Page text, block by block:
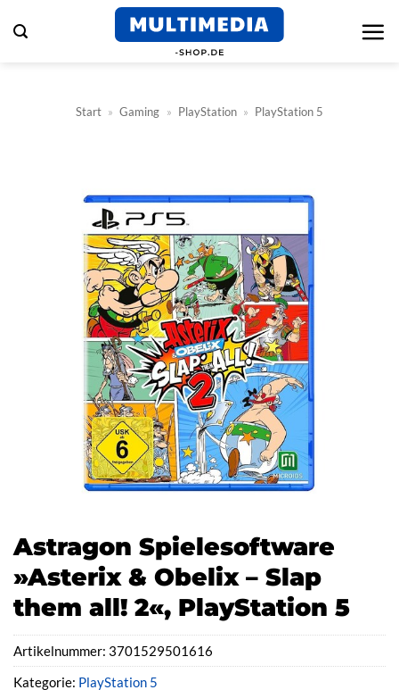
Inhalt
Start » Gaming » PlayStation » PlayStation 5
Astragon Spielesoftware
»Asterix & Obelix – Slap
them all! 2«, PlayStation 5
Artikelnummer: 3701529501616
Kategorie: PlayStation 5